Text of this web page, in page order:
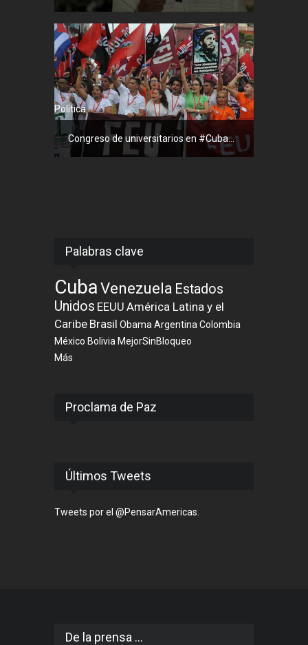
Política
Congreso de universitarios en #Cuba...
Palabras clave
CubaVenezuela Estados
Unidos EEUU América Latina y el
Caribe Brasil Obama Argentina Colombia
México Bolivia MejorSinBloqueo
Más
Proclama de Paz
Últimos Tweets
Tweets por el @PensarAmericas.
De la prensa ...